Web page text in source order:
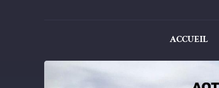
ACCUEIL